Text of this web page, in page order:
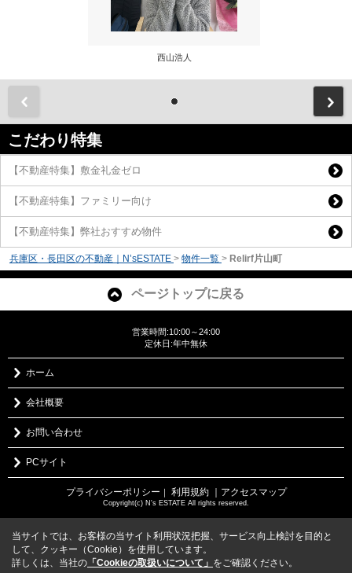
西山浩人
こだわり特集
【不動産特集】敷金礼金ゼロ
【不動産特集】ファミリー向け
【不動産特集】弊社おすすめ物件
兵庫区・長田区の不動産｜N’sESTATE > 物件一覧 > Relirf片山町
ページトップに戻る
営業時間:10:00～24:00
定休日:年中無休
ホーム
会社概要
お問い合わせ
PCサイト
プライバシーポリシー 利用規約 ｜アクセスマップ
Copyright(c) N's ESTATE All rights reserved.
当サイトでは、お客様の当サイト利用状況把握、サービス向上検討を目的と
して、クッキー（Cookie）を使用しています。
詳しくは、当社の 「Cookieの取扱いについて」 をご確認ください。